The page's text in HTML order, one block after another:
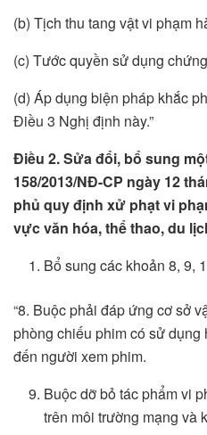
(b) Tịch thu tang vật vi phạm
(c) Tước quyền sử dụng
(d) Áp dụng biện pháp khắc
Điều 3 Nghị định này.”
Điều 2. Sửa đổi, bổ sung
158/2013/NĐ-CP ngày 12
phủ quy định xử phạt vi
vực văn hóa, thể thao, du
Bổ sung các khoản 8, 9,
“8. Buộc phải đáp ứng cơ sở
phòng chiếu phim có sử
đến người xem phim.
Buộc dỡ bỏ tác phẩm vi
trên môi trường mạng và